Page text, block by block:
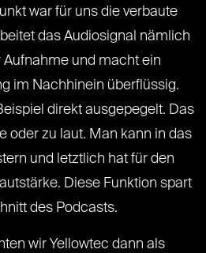
war für uns die verbaute
das Audiosignal nämlich
und macht ein
im Nachhinein überflüssig.
direkt ausgepegelt. Das
oder zu laut. Man kann in das
und letztlich hat für den
Diese Funktion spart
des Podcasts.
wir Yellowtec dann als